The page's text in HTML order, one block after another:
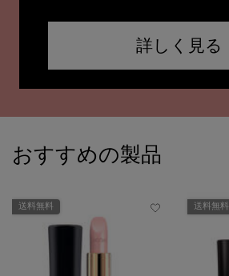
詳しく見る
おすすめの製品
送料無料 送料無料